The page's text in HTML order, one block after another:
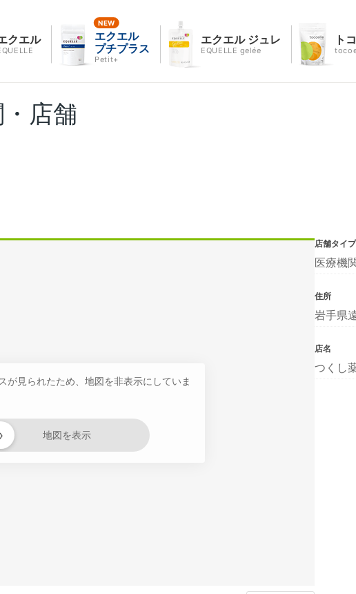
クエル
エクエル
プチプラス
Petit+
エクエル ジュレ
EQUELLE gelée
ト
店舗
が見られたため、地図を非表示にしていま
地図を表示
›
店舗タイプ
医療機
住所
岩手県
店名
つくし